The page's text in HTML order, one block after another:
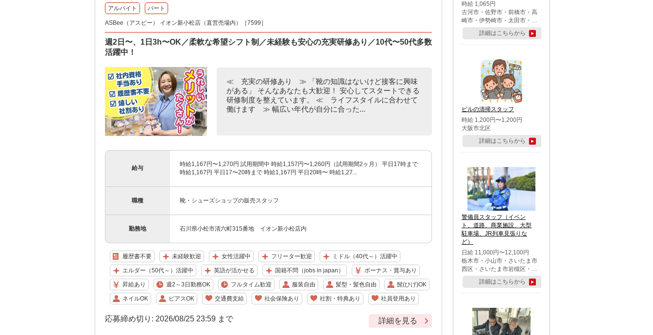
アルバイト パート
ASBee（アスビー） イオン新小松店（直営売場内）［7599］
週2日〜、1日3h〜OK／柔軟な希望シフト制／未経験も安心の充実研修あり／10代〜50代多数
活躍中！
≪ 充実の研修あり ≫ 「靴の知識はないけど接客に興味
がある」 そんなあなたも大歓迎！ 安心してスタートできる
研修制度を整えています。 ≪ ライフスタイルに合わせて
働けます ≫ 幅広い年代が自分に合った...
給与
時給1,167円〜1,270円 試用期間中 時給1,157円〜1,260円（試用期間2ヶ月） 平日17時まで
時給1,167円 平日17〜20時まで 時給1,167円 平日20時〜 時給1,27...
職種 靴・シューズショップの販売スタッフ
勤務地 石川県小松市清六町315番地 イオン新小松店内
履歴書不要 未経験歓迎 女性活躍中 フリーター歓迎 ミドル（40代～）活躍中
エルダー（50代～）活躍中 英語が活かせる 国籍不問（jobs in japan） ボーナス・賞与あり
昇給あり 週2～3日勤務OK フルタイム歓迎 服装自由 髪型・髪色自由 髭(ひげ)OK
ネイルOK ピアスOK 交通費支給 社会保険あり 社割・特典あり 社員登用あり
応募締め切り: 2026/08/25 23:59 まで 詳細を見る
時給 1,065円
古河市・佐野市・前橋市・高
崎市・伊勢崎市・太田市・館
林市・藤岡市・大泉町・さい
たま市北区・川越市・熊谷
市・行田市・秩父市・所沢
市・鶴ケ島市・千葉市中央
区・市川市・松戸市・習志野
市・柏市・流山市・八千代
市・足立区・江戸川区・八王
子市・町田市
詳細はこちらから
ビルの清掃スタッフ
時給 1,200円〜1,200円
大阪市北区
詳細はこちらから
警備員スタッフ（イベン
ト、道路、商業施設、大型
駐車場、JR列車見張りな
ど）
日給 11,000円〜12,100円
栃木市・小山市・さいたま市
西区・さいたま市岩槻区・久
喜市・蓮田市
詳細はこちらから